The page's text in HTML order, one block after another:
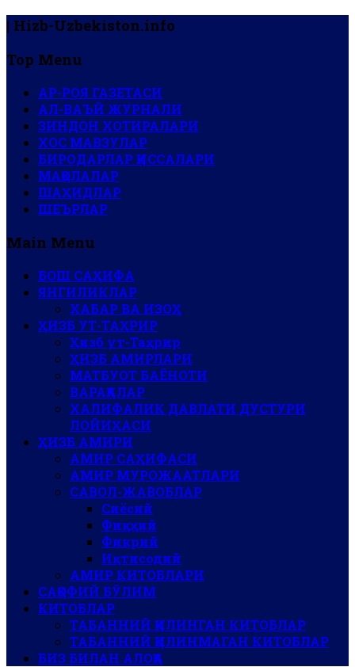
| Hizb-Uzbekiston.info
Top Menu
АР-РОЯ ГАЗЕТАСИ
АЛ-ВАЪЙ ЖУРНАЛИ
ЗИНДОН ХОТИРАЛАРИ
ХОС МАВЗУЛАР
БИРОДАРЛАР ҚИССАЛАРИ
МАҚОЛАЛАР
ШАҲИДЛАР
ШЕЪРЛАР
Main Menu
БОШ САҲИФА
ЯНГИЛИКЛАР
ХАБАР ВА ИЗОҲ
ҲИЗБ УТ-ТАҲРИР
Ҳизб ут-Таҳрир
ҲИЗБ АМИРЛАРИ
МАТБУОТ БАЁНОТИ
ВАРАҚАЛАР
ХАЛИФАЛИК ДАВЛАТИ ДУСТУРИ
ЛОЙИҲАСИ
ҲИЗБ АМИРИ
АМИР САҲИФАСИ
АМИР МУРОЖААТЛАРИ
САВОЛ-ЖАВОБЛАР
Сиёсий
Фиқҳий
Фикрий
Иқтисодий
АМИР КИТОБЛАРИ
САҚОФИЙ БЎЛИМ
КИТОБЛАР
ТАБАННИЙ ҚИЛИНГАН КИТОБЛАР
ТАБАННИЙ ҚИЛИНМАГАН КИТОБЛАР
БИЗ БИЛАН АЛОҚА